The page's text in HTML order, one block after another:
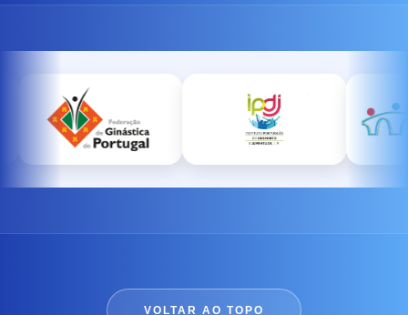
VOLTAR AO TOPO